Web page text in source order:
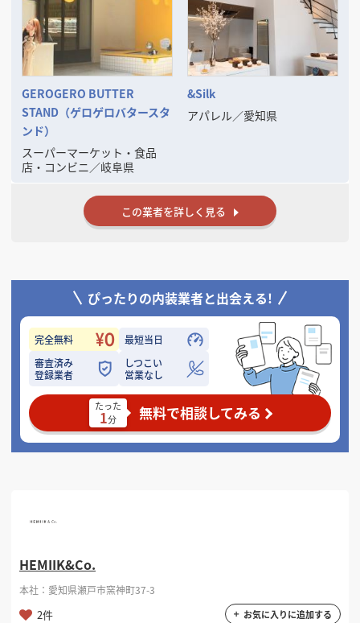
━━━━━━━━━━━━━━━━━━━━━
(株)ブランディングだからできるブランディングデザイン
━━━━━━━━━━━━━━━━━━━━━
店舗デザイン・設計施工だけでなく、ネーミング選定やロゴマーク作
成、印刷物、看板、WEBサイト、SNS代行、制服選定、商品パッケージ
デザイン等店舗運営に必要な販売促進ツールまで、トータルでデザイン
することによりお客様のブランド力の向上に努めてまいります。
これまでのお客様には開業後も、メニュー表改定やPOP製作、SNS運用
などデザイン会社として広く、永くお付き合いいただいております。
ております。
《まずはどんな店舗を作っていきたいか、お気軽にご相談ください。》
GEROGERO BUTTER
STAND（ゲロゲロバタースタ
ンド）
スーパーマーケット・食品
店・コンビニ／岐阜県
&Silk
アパレル／愛知県
この業者を詳しく見る
ぴったりの内装業者と出会える!
完全無料
最短当日
審査済み
登録業者
しつこい
営業なし
たった
1分 無料で相談してみる
HEMIIK&Co.
本社：愛知県瀬戸市窯神町37-3
2件 お気に入りに追加する